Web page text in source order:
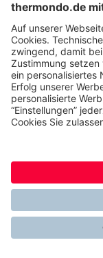
Reiskrichen
Region
Elektriker
Elektroniker /
Region
Fundamentbau